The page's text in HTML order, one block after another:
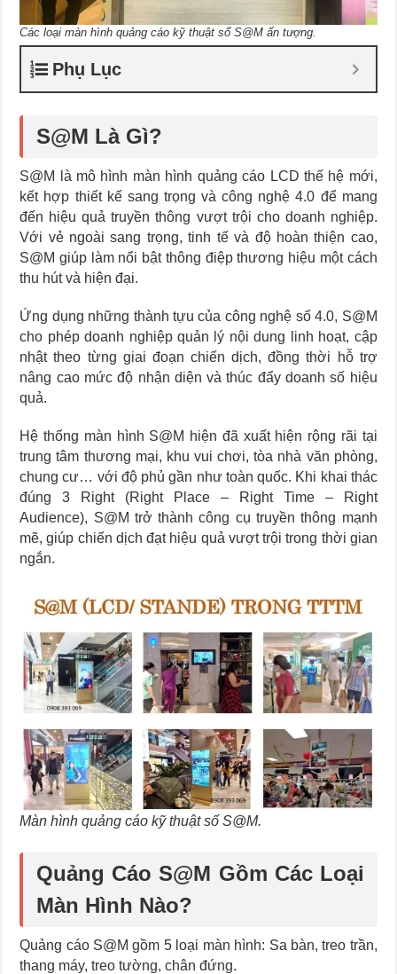
Các loại màn hình quảng cáo kỹ thuật số S@M ấn tượng.
Phụ Lục
S@M Là Gì?
S@M là mô hình màn hình quảng cáo LCD thế hệ mới,
kết hợp thiết kế sang trọng và công nghệ 4.0 để mang
đến hiệu quả truyền thông vượt trội cho doanh nghiệp.
Với vẻ ngoài sang trọng, tinh tế và độ hoàn thiện cao,
S@M giúp làm nổi bật thông điệp thương hiệu một cách
thu hút và hiện đại.
Ứng dụng những thành tựu của công nghệ số 4.0, S@M
cho phép doanh nghiệp quản lý nội dung linh hoạt, cập
nhật theo từng giai đoạn chiến dịch, đồng thời hỗ trợ
nâng cao mức độ nhận diện và thúc đẩy doanh số hiệu
quả.
Hệ thống màn hình S@M hiện đã xuất hiện rộng rãi tại
trung tâm thương mại, khu vui chơi, tòa nhà văn phòng,
chung cư… với độ phủ gần như toàn quốc. Khi khai thác
đúng 3 Right (Right Place – Right Time – Right
Audience), S@M trở thành công cụ truyền thông mạnh
mẽ, giúp chiến dịch đạt hiệu quả vượt trội trong thời gian
ngắn.
Màn hình quảng cáo kỹ thuật số S@M.
Quảng Cáo S@M Gồm Các Loại
Màn Hình Nào?
Quảng cáo S@M gồm 5 loại màn hình: Sa bàn, treo trần,
thang máy, treo tường, chân đứng.